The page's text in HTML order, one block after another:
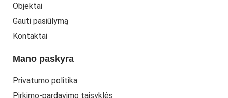
Objektai
Gauti pasiūlymą
Kontaktai
Mano paskyra
Privatumo politika
Pirkimo-pardavimo taisyklės